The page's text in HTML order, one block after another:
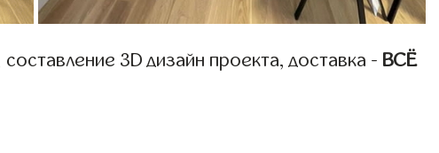
3D дизайн проекта, доставка - ВСЁ